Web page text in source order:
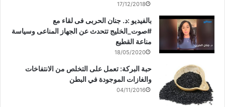
17/12/2018
بالفيديو :د. جنان الحربى فى لقاء مع
#صوت_الخليج تتحدث عن الجهاز المناعى وسياسة
مناعة القطيع
18/05/2020
حبة البركة: تعمل على التخلص من الانتفاخات
والغازات الموجودة في البطن
04/11/2016